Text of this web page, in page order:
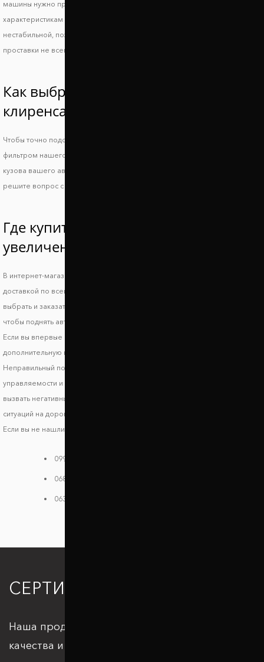
машины нужно правильно подобрать подходящие по техническим
характеристикам проставки. Слишком большой просвет делает машину
нестабильной, поэтому повышается риск опрокидывания, а низкие
проставки не всегда позволяют решить основную проблему.
Как выбрать проставки увеличения
клиренса Фиат Сиена?
Чтобы точно подобрать проставки для Fiat Siena, воспользуйтесь
фильтром нашего сайта или свяжитесь с менеджером и укажите ВИН
кузова вашего авто. Так вы получите идеально совместимые проставки и
решите вопрос с дорожным просветом.
Где купить проставки для
увеличения клиренса Фиат Сиена?
В интернет-магазине Автопроставка можно купить проставки Fiat Siena с
доставкой по всей территории Украины. В нашем каталоге вы можете
выбрать и заказать подходящие по форме, высоте и стоимости детали,
чтобы поднять авто и улучшить его ходовые характеристики.
Если вы впервые выбираете запчасти, обязательно получите
дополнительную консультацию, чтобы исключить риск несовместимости.
Неправильный подбор проставок может стать причиной ухудшения
управляемости и стабильности транспортного средства, что может
вызвать негативные последствия и риски возникновения опасных
ситуаций на дороге.
Если вы не нашли своей модели в каталоге, звоните нам:
099 784 38 08
068 182 48 40
063 396 33 26
СЕРТИФИКАЦИЯ
Наша продукция отвечает всем стандартам
качества и подкрепляется большим